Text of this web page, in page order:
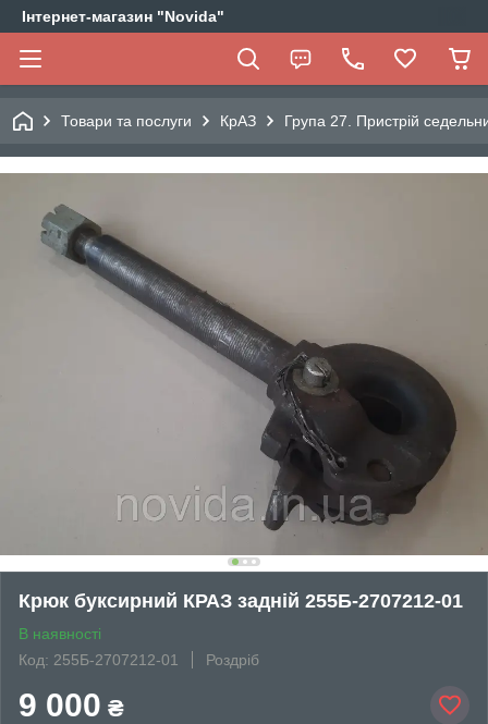
Інтернет-магазин "Novida"
Товари та послуги КрАЗ Група 27. Пристрій
Крюк буксирний КРАЗ задній 255Б-2707212-01
В наявності
Код: 255Б-2707212-01
Роздріб
9 000 ₴